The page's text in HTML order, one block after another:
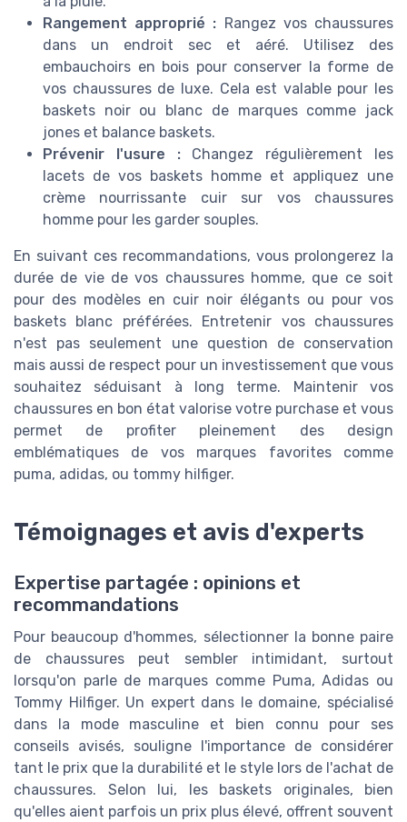
Rangement approprié : Rangez vos chaussures
dans un endroit sec et aéré. Utilisez des
embauchoirs en bois pour conserver la forme de
vos chaussures de luxe. Cela est valable pour les
baskets noir ou blanc de marques comme jack
jones et balance baskets.
Prévenir l'usure :Changez régulièrement les
lacets de vos baskets homme et appliquez une
crème nourrissante cuir sur vos chaussures
homme pour les garder souples.
En suivant ces recommandations, vous prolongerez la
durée de vie de vos chaussures homme, que ce soit
pour des modèles en cuir noir élégants ou pour vos
baskets blanc préférées. Entretenir vos chaussures
n'est pas seulement une question de conservation
mais aussi de respect pour un investissement que vous
souhaitez séduisant à long terme. Maintenir vos
chaussures en bon état valorise votre purchase et vous
permet de profiter pleinement des design
emblématiques de vos marques favorites comme
puma, adidas, ou tommy hilfiger.
Témoignages et avis d'experts
Expertise partagée : opinions et
recommandations
Pour beaucoup d'hommes, sélectionner la bonne paire
de chaussures peut sembler intimidant, surtout
lorsqu'on parle de marques comme Puma, Adidas ou
Tommy Hilfiger. Un expert dans le domaine, spécialisé
dans la mode masculine et bien connu pour ses
conseils avisés, souligne l'importance de considérer
tant le prix que la durabilité et le style lors de l'achat de
chaussures. Selon lui, les baskets originales, bien
qu'elles aient parfois un prix plus élevé, offrent souvent